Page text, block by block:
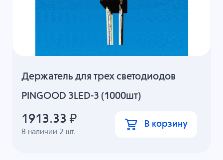
Держатель для трех светодиодов
PINGOOD 3LED-3 (1000шт)
В наличии 2 шт.
1913.33 ₽ В корзину